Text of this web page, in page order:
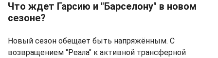
Что ждет Гарсию и "Барселону" в новом
сезоне?
Новый сезон обещает быть напряжённым. С
возвращением "Реала" к активной трансферной